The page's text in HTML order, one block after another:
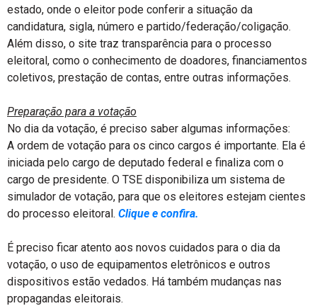
estado, onde o eleitor pode conferir a situação da
candidatura, sigla, número e partido/federação/coligação.
Além disso, o site traz transparência para o processo
eleitoral, como o conhecimento de doadores, financiamentos
coletivos, prestação de contas, entre outras informações.
Preparação para a votação
No dia da votação, é preciso saber algumas informações:
A ordem de votação para os cinco cargos é importante. Ela é
iniciada pelo cargo de deputado federal e finaliza com o
cargo de presidente. O TSE disponibiliza um sistema de
simulador de votação, para que os eleitores estejam cientes
do processo eleitoral. Clique e confira.
É preciso ficar atento aos novos cuidados para o dia da
votação, o uso de equipamentos eletrônicos e outros
dispositivos estão vedados. Há também mudanças nas
propagandas eleitorais.